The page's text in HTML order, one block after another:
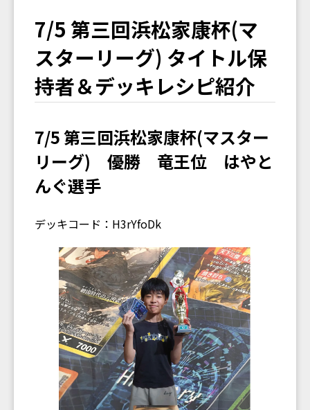
7/5 第三回浜松家康杯(マ
スターリーグ) タイトル保
持者＆デッキレシピ紹介
7/5 第三回浜松家康杯(マスター
リーグ) 優勝 竜王位 はやと
んぐ選手
デッキコード：H3rYfoDk